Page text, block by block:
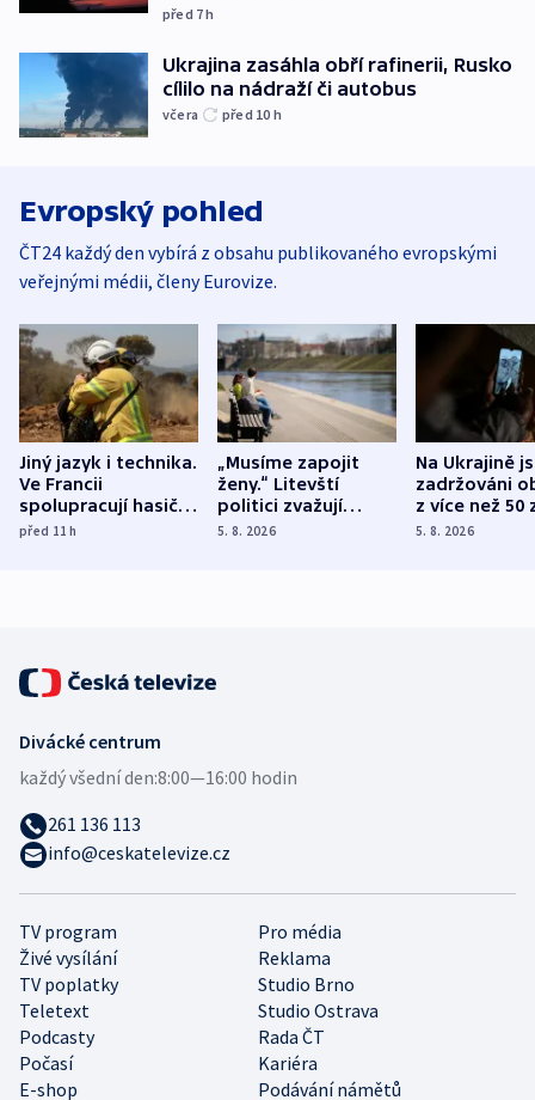
před 7h
Ukrajina zasáhla obří rafinerii, Rusko
cílilo na nádraží či autobus
včera před 10 h
Evropský pohled
ČT24 každý den vybírá z obsahu publikovaného evropskými
veřejnými médii, členy Eurovize.
Jiný jazyk i technika.
Ve Francii
spolupracují hasiči z
různých zemí
před 11h
„Musíme zapojit
ženy.“ Litevští
politici zvažují
dohodu o
5. 8. 2026
Na Ukrajině
zadržováni
z více než 50
Bojovali na
5. 8. 2026
TV program
Pro média
Živé vysílání
Reklama
TV poplatky
Studio Brno
Teletext
Studio Ostrava
Podcasty
Rada ČT
Počasí
Kariéra
E-shop
Podávání námětů
Divácké centrum
každý všední den:8:00—16:00 hodin
261 136 113
info@ceskatelevize.cz